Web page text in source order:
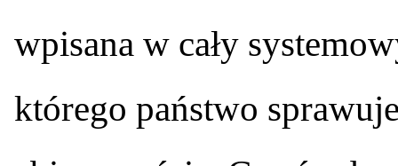
wpisana w cały
którego państwo